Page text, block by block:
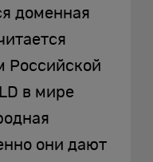
доменная
Российской
в мире
они дают